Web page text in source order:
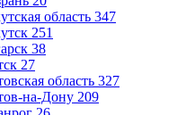
область 347
251
38
27
область 327
на-Дону 209